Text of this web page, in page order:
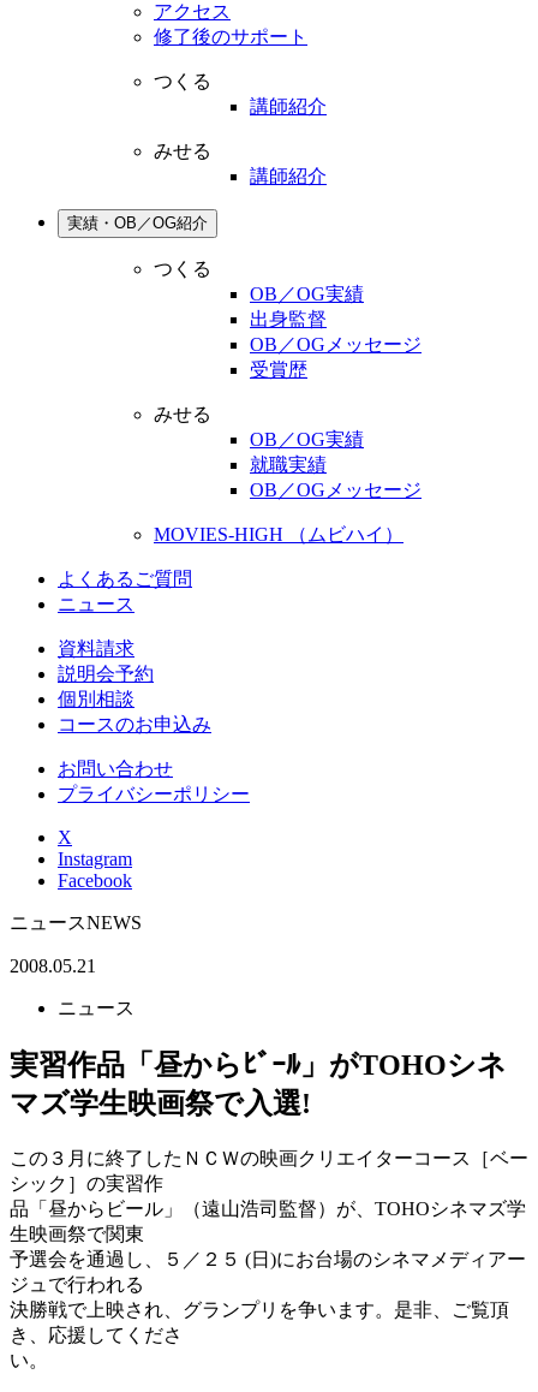
アクセス
修了後のサポート
つくる
講師紹介
みせる
講師紹介
実績・OB／OG紹介
つくる
OB／OG実績
出身監督
OB／OGメッセージ
受賞歴
みせる
OB／OG実績
就職実績
OB／OGメッセージ
MOVIES-HIGH （ムビハイ）
よくあるご質問
ニュース
資料請求
説明会予約
個別相談
コースのお申込み
お問い合わせ
プライバシーポリシー
X
Instagram
Facebook
ニュースNEWS
2008.05.21
ニュース
実習作品「昼からﾋﾞｰﾙ」がTOHOシネ
マズ学生映画祭で入選!
この３月に終了したＮＣＷの映画クリエイターコース［ベー
シック］の実習作
品「昼からビール」（遠山浩司監督）が、TOHOシネマズ学
生映画祭で関東
予選会を通過し、５／２５ (日)にお台場のシネマメディアー
ジュで行われる
決勝戦で上映され、グランプリを争います。是非、ご覧頂
き、応援してくださ
い。